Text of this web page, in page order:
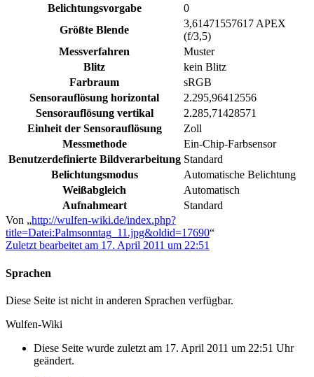
Belichtungsvorgabe
0
Größte Blende
3,61471557617 APEX
(f/3,5)
Messverfahren
Muster
Blitz
kein Blitz
Farbraum
sRGB
Sensorauflösung horizontal
2.295,96412556
Sensorauflösung vertikal
2.285,71428571
Einheit der Sensorauflösung
Zoll
Messmethode
Ein-Chip-Farbsensor
Benutzerdefinierte Bildverarbeitung Standard
Belichtungsmodus
Automatische Belichtung
Weißabgleich
Automatisch
Aufnahmeart
Standard
Von „http://wulfen-wiki.de/index.php?
title=Datei:Palmsonntag_11.jpg&oldid=17690“
Zuletzt bearbeitet am 17. April 2011 um 22:51
Sprachen
Diese Seite ist nicht in anderen Sprachen verfügbar.
Wulfen-Wiki
Diese Seite wurde zuletzt am 17. April 2011 um 22:51 Uhr
geändert.